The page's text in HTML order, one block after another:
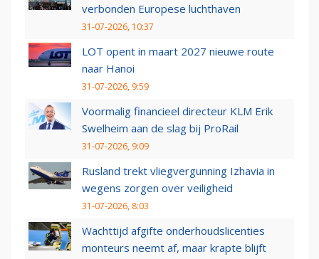
verbonden Europese luchthaven
31-07-2026, 10:37
LOT opent in maart 2027 nieuwe route
naar Hanoi
31-07-2026, 9:59
Voormalig financieel directeur KLM Erik
Swelheim aan de slag bij ProRail
31-07-2026, 9:09
Rusland trekt vliegvergunning Izhavia in
wegens zorgen over veiligheid
31-07-2026, 8:03
Wachttijd afgifte onderhoudslicenties
monteurs neemt af, maar krapte blijft